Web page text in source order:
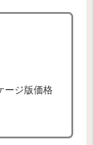
ージ版価格